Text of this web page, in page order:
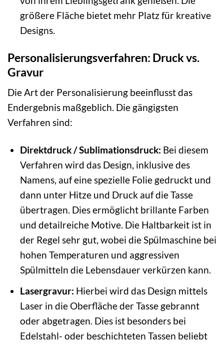
größere Fläche bietet mehr Platz für kreative
Designs.
Personalisierungsverfahren: Druck vs.
Gravur
Die Art der Personalisierung beeinflusst das
Endergebnis maßgeblich. Die gängigsten
Verfahren sind:
Direktdruck / Sublimationsdruck: Bei diesem
Verfahren wird das Design, inklusive des
Namens, auf eine spezielle Folie gedruckt und
dann unter Hitze und Druck auf die Tasse
übertragen. Dies ermöglicht brillante Farben
und detailreiche Motive. Die Haltbarkeit ist in
der Regel sehr gut, wobei die Spülmaschine bei
hohen Temperaturen und aggressiven
Spülmitteln die Lebensdauer verkürzen kann.
Lasergravur: Hierbei wird das Design mittels
Laser in die Oberfläche der Tasse gebrannt
oder abgetragen. Dies ist besonders bei
Edelstahl- oder beschichteten Tassen beliebt